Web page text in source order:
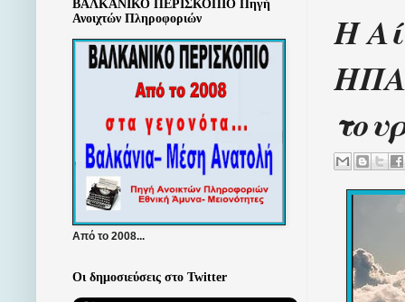
Η
ΗΠΑ
ΒΑΛΚΑΝΙΚΟ ΠΕΡΙΣΚΟΠΙΟ Πηγή
Ανοιχτών Πληροφοριών
Από το 2008...
Οι δημοσιεύσεις στο Twitter